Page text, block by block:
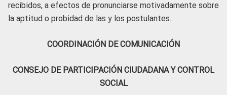
recibidos, a efectos de pronunciarse motivadamente sobre
la aptitud o probidad de las y los postulantes.
COORDINACIÓN DE COMUNICACIÓN
CONSEJO DE PARTICIPACIÓN CIUDADANA Y CONTROL
SOCIAL